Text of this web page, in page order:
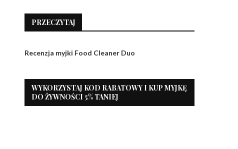
PRZECZYTAJ
Recenzja myjki Food Cleaner Duo
WYKORZYSTAJ KOD RABATOWY I KUP MYJKĘ
DO ŻYWNOŚCI 5% TANIEJ